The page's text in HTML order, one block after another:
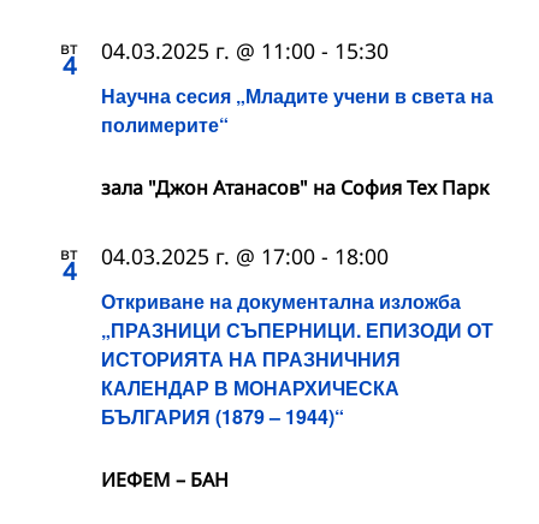
вт
4
Научна сесия „Младите учени в света на
полимерите“
04.03.2025 г. @ 11:00 - 15:30
зала "Джон Атанасов" на София Тех Парк
вт
4
Откриване на документална изложба
„ПРАЗНИЦИ СЪПЕРНИЦИ. ЕПИЗОДИ ОТ
ИСТОРИЯТА НА ПРАЗНИЧНИЯ
КАЛЕНДАР В МОНАРХИЧЕСКА
БЪЛГАРИЯ (1879 – 1944)“
04.03.2025 г. @ 17:00 - 18:00
ИЕФЕМ – БАН